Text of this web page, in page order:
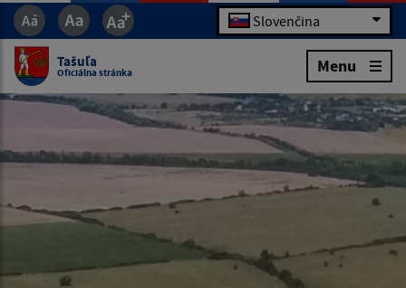
Slovenčina
Tašuľa
Oficiálna stránka Menu